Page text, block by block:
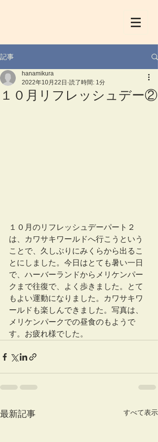
記事
１０月リフレッシュデー②
hanamikura
2022年10月22日 読了時間: 1分
１０月のリフレッシュデーパート２
は、カワサキワールドへ行こうという
ことで、久しぶりにみくらから出るこ
とにしました。今日はとても暑い一日
で、ハーバーランドからメリケンパー
クまで往復で、よく歩きました。とて
もよい運動になりました。カワサキワ
ールドも楽しんできました。写真は、
メリケンパークでの昼食のもようで
す。お疲れ様でした。
最新記事 すべて表示